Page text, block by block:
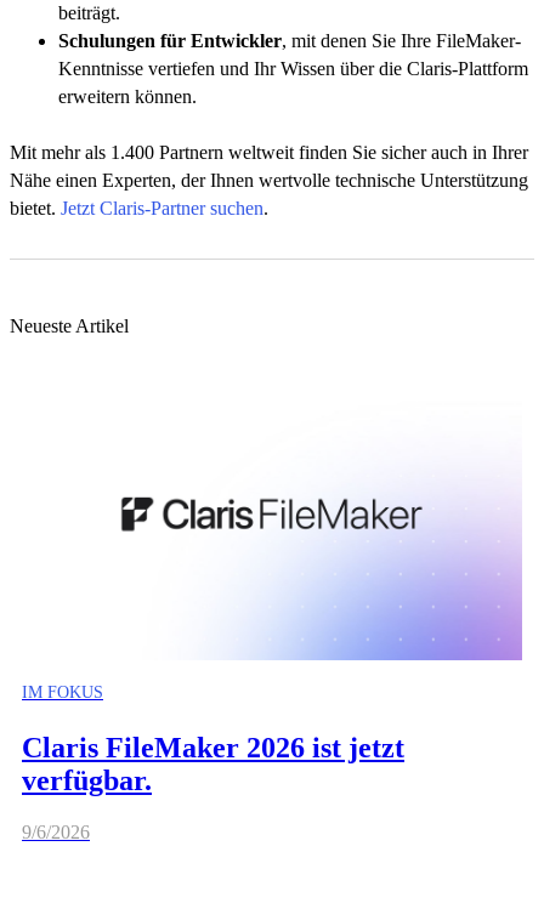
beiträgt.
Schulungen für Entwickler, mit denen Sie Ihre FileMaker-
Kenntnisse vertiefen und Ihr Wissen über die Claris-Plattform
erweitern können.
Mit mehr als 1.400 Partnern weltweit finden Sie sicher auch in Ihrer
Nähe einen Experten, der Ihnen wertvolle technische Unterstützung
bietet. Jetzt Claris-Partner suchen.
Neueste Artikel
IM FOKUS
Claris FileMaker 2026 ist jetzt
verfügbar.
9/6/2026